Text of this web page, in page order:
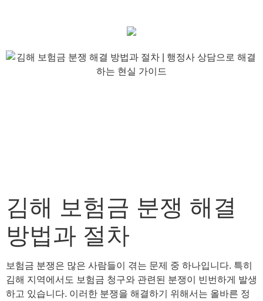
김해 보험금 분쟁 해결
방법과 절차
보험금 분쟁은 많은 사람들이 겪는 문제 중 하나입니다. 특히
김해 지역에서도 보험금 청구와 관련된 분쟁이 빈번하게 발생
하고 있습니다. 이러한 분쟁을 해결하기 위해서는 올바른 정